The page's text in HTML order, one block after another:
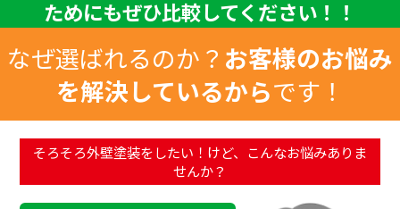
ためにもぜひ比較してください！！
なぜ選ばれるのか？ お客様のお悩み
を解決しているからです！
そろそろ外壁塗装をしたい！ けど、 こんなお悩みありま
せんか？